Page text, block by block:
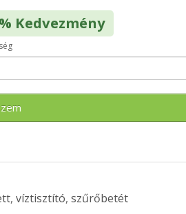
Kedvezmény
,víztisztító,szűrőbetét